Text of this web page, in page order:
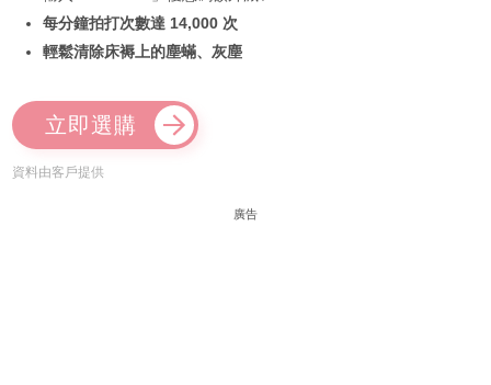
每分鐘拍打次數達 14,000 次
輕鬆清除床褥上的塵蟎、灰塵
立即選購
資料由客戶提供
廣告